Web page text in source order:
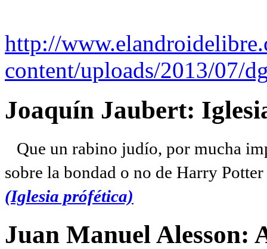
http://
content/uploads/2013/07/
Joaquín Jaubert:
Que un rabino judío, por mucha
sobre la bondad o no de Harry
(Iglesia prófética)
Juan Manuel Alesson: